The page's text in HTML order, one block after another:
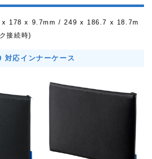
x 178 x 9.7mm / 249 x 186.7 x 18.7m
接続時)
応インナーケース